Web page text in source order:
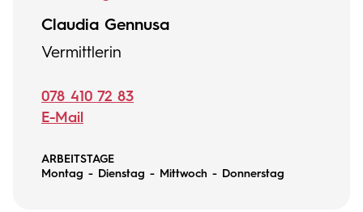
Claudia Gennusa
Vermittlerin
078 410 72 83
E-Mail
ARBEITSTAGE
Montag - Dienstag - Mittwoch - Donnerstag